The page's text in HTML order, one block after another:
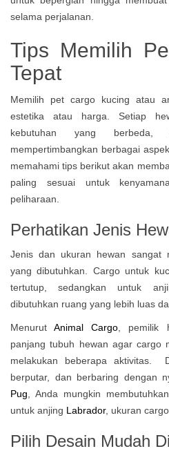
Tips Memilih
Tepat
Memilih pet cargo kucing atau
estetika atau harga. Setiap
kebutuhan yang berbeda,
mempertimbangkan berbagai
memahami tips berikut akan
paling sesuai untuk
peliharaan.
Perhatikan Jenis
Jenis dan ukuran hewan sangat
yang dibutuhkan. Cargo untuk
tertutup, sedangkan untuk
dibutuhkan ruang yang lebih luas
Menurut Animal Cargo , pemilik
panjang tubuh hewan agar cargo
melakukan beberapa aktivitas.
berputar, dan berbaring dengan
Pug , Anda mungkin
untuk anjing Labrador, ukuran
Pilih Desain Mudah